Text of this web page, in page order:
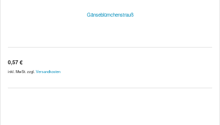
Gänseblümchenstrauß
0,57 €
inkl. MwSt. zzgl. Versandkosten